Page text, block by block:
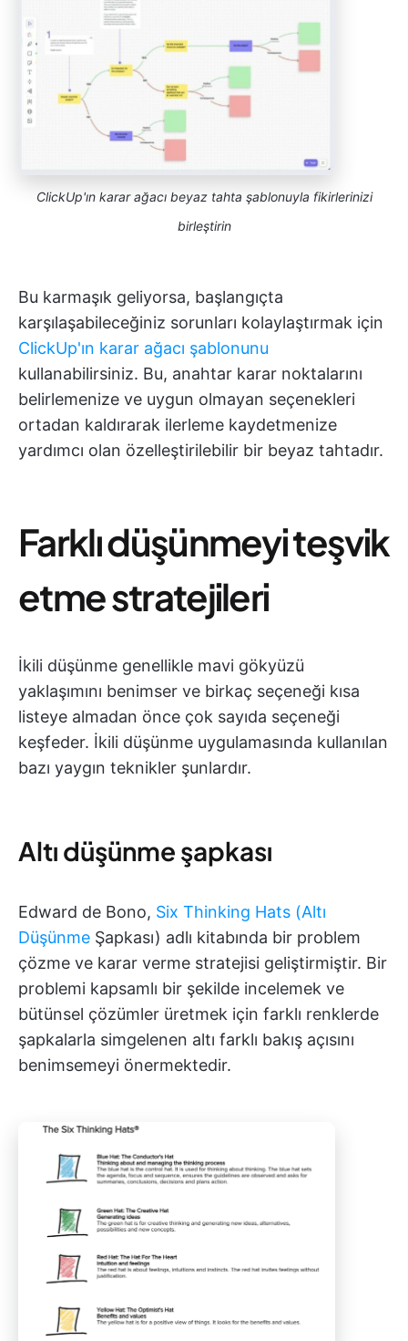
ClickUp'ın karar ağacı beyaz tahta şablonuyla fikirlerinizi
birleştirin
Bu karmaşık geliyorsa, başlangıçta
karşılaşabileceğiniz sorunları kolaylaştırmak için
ClickUp'ın karar ağacı şablonunu
kullanabilirsiniz. Bu, anahtar karar noktalarını
belirlemenize ve uygun olmayan seçenekleri
ortadan kaldırarak ilerleme kaydetmenize
yardımcı olan özelleştirilebilir bir beyaz tahtadır.
Farklı düşünmeyi teşvik
etme stratejileri
İkili düşünme genellikle mavi gökyüzü
yaklaşımını benimser ve birkaç seçeneği kısa
listeye almadan önce çok sayıda seçeneği
keşfeder. İkili düşünme uygulamasında kullanılan
bazı yaygın teknikler şunlardır.
Altı düşünme şapkası
Edward de Bono, Six Thinking Hats (Altı
Düşünme Şapkası) adlı kitabında bir problem
çözme ve karar verme stratejisi geliştirmiştir. Bir
problemi kapsamlı bir şekilde incelemek ve
bütünsel çözümler üretmek için farklı renklerde
şapkalarla simgelenen altı farklı bakış açısını
benimsemeyi önermektedir.